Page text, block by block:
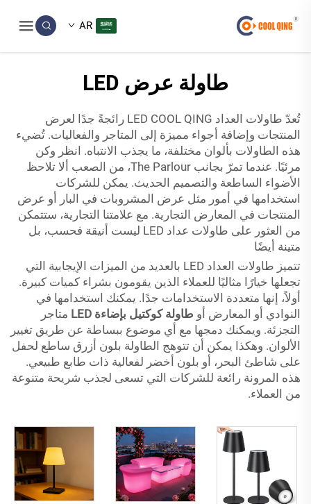
AR
طاولة عرض LED
تُعدّ طاولات العداد LED COOL QING رائجةً جدًا لعرض
المنتجات وإضافة أجواء مميزة إلى المتاجر والفعاليات. تُضيء
هذه الطاولات بألوان مختلفة، ما يجذب الانتباه. انظر وكن
مرئيًا. عندما تمرّ بجانب The Parlour، من الصعب ألا تلاحظ
الأضواء الساطعة والتصميم الحديث. يمكن للشركات
استخدامها في أمور مثل عرض المشروبات في البار أو عرض
المنتجات في المعارض التجارية. مع علامتنا التجارية، ستتمكن
من العثور على طاولات عداد LED ليست أنيقة فحسب، بل
متينة أيضًا
تتميز طاولات العداد LED بالعديد من الميزات الإيجابية التي
تجعلها خيارًا مثاليًا للعملاء الذين يقومون بشراء كميات كبيرة.
أولاً، إنها متعددة الاستخدامات جدًا. يمكنك استخدامها في
النوادي أو المعارض أو طاولة كوكتيل بإضاءة LED
متاجر
التجزئة. ويمكنك دمجها مع أي موضوع ببساطة عن طريق تغيير
الألوان. وهكذا يمكن أن تتوهج الطاولة بلون أزرق ساطع لحفل
على شاطئ البحر، أو بلون أخضر لفعالية ذات طابع طبيعي.
هذه المرونة رائعة للشركات التي تسعى لجذب شريحة متنوعة
من العملاء.